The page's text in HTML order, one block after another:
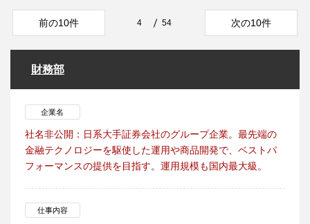
前の10件 4 54 次の10件
財務部
企業名
社名非公開：日系大手証券会社のグループ企業。最先端の
金融テクノロジーを駆使した運用や商品開発で、ベストパ
フォーマンスの提供を目指す。運用規模も国内最大級。
仕事内容